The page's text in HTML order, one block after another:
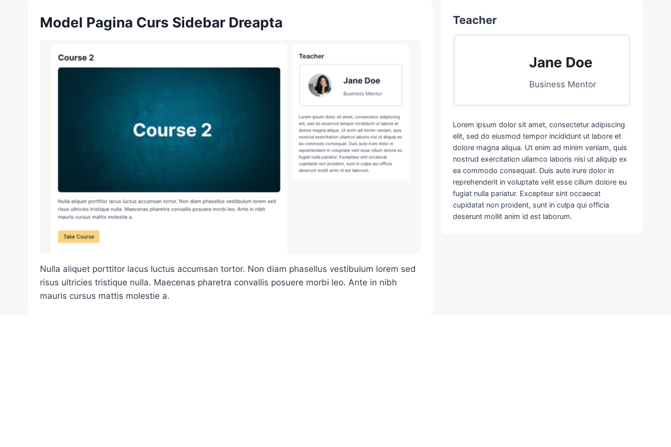
Model Pagina Curs Sidebar Dreapta
Nulla aliquet porttitor lacus luctus accumsan tortor. Non diam phasellus vestibulum lorem sed
risus ultricies tristique nulla. Maecenas pharetra convallis posuere morbi leo. Ante in nibh
mauris cursus mattis molestie a.
Teacher
Jane Doe
Business Mentor
Lorem ipsum dolor sit amet, consectetur adipiscing
elit, sed do eiusmod tempor incididunt ut labore et
dolore magna aliqua. Ut enim ad minim veniam, quis
nostrud exercitation ullamco laboris nisi ut aliquip ex
ea commodo consequat. Duis aute irure dolor in
reprehenderit in voluptate velit esse cillum dolore eu
fugiat nulla pariatur. Excepteur sint occaecat
cupidatat non proident, sunt in culpa qui officia
deserunt mollit anim id est laborum.